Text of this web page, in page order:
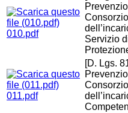
010.pdf
Servizio
011.pdf
[D. Lgs.